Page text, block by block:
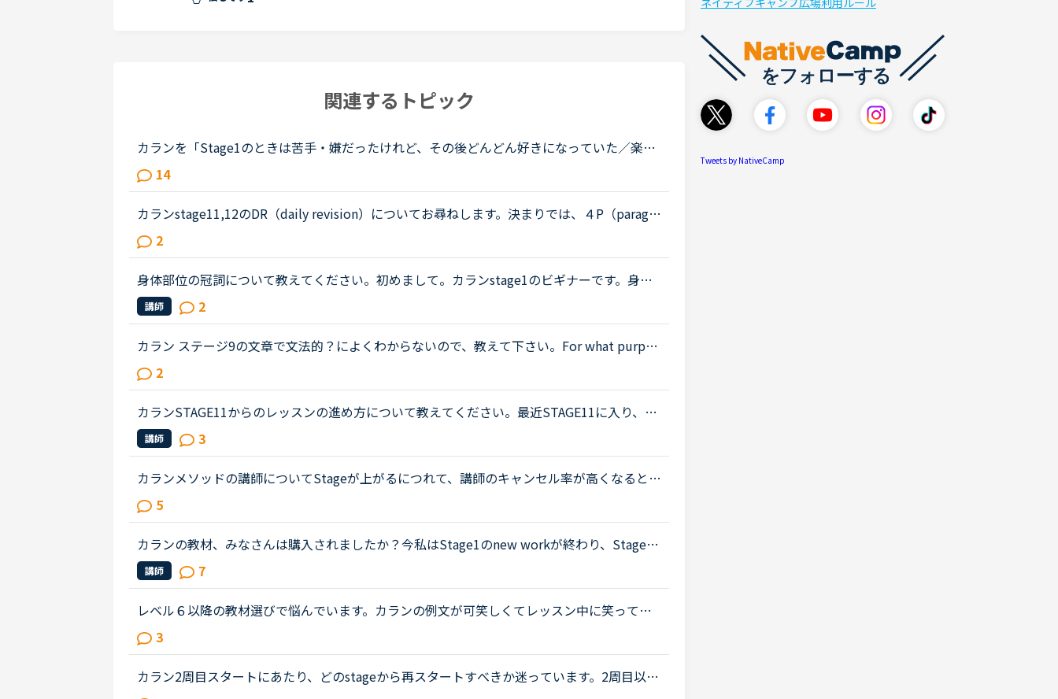
関連するトピック
カランを「Stage1のときは苦手・嫌だったけれど、その後どんどん好きになっていた／楽し
くなっていった」方のお話を伺ってみたいです。いつも楽しく、共感しながらNC広場を拝見
しています。カランを受講したく、1...
14
カランstage11,12のDR（daily revision）についてお尋ねします。決まりでは、４P（paragra
ph）分戻るということになっていますが、各種exercise,手紙のwrighting方法のparagraphな
どが、そのなかにカウントされて...
2
身体部位の冠詞について教えてください。初めまして。カランstage1のビギナーです。身体
部位の冠詞は基本theと習っていましたがカランstage1のlesson7ではa leg やa wristと言っ
ており混乱してしまいました。どの...
講師 2
カラン ステージ9の文章で文法的？によくわからないので、教えて下さい。For what purpos
e does a cat use its whiskers ? --&gt; A cat uses its whiskers to measure the width of a gap
in a fence or a hedge ...
2
カランSTAGE11からのレッスンの進め方について教えてください。最近STAGE11に入り、3
人の先生から１回ずつレッスンを受けました。11になってから内容が変わってビックリして
います。その中でも気になっているのは...
講師 3
カランメソッドの講師についてStageが上がるにつれて、講師のキャンセル率が高くなると感
じている方はいらっしゃいますか？というのも、最近カラン予約を立て続けにキャンセルさ
れ、運良く代替の先生が割り当てら...
5
カランの教材、みなさんは購入されましたか？今私はStage1のnew workが終わり、Stage1
の復習(Full stage revision?)を始めたところです。ちなみにすでに7回受講しています。2、3
回前のレッスンから毎回講師の方か...
講師 7
レベル６以降の教材選びで悩んでいます。カランの例文が可笑しくてレッスン中に笑ってし
まいました。Stage5の「ペンを（シャツの）ボタン穴に入れています」というところで、先
生にもよるのでしょうが、例文のお...
3
カラン2周目スタートにあたり、どのstageから再スタートすべきか迷っています。2周目以降
の方は戻るstageをどうやって判断されましたか？１）1周目をスタートしたstage２）2周目
Tweets by NativeCamp